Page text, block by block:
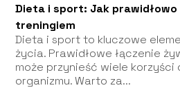
Dieta i sport: Jak prawidłowo
treningiem
Dieta i sport to kluczowe
życia. Prawidłowe łączenie
może przynieść wiele korzyści
organizmu. Warto za...